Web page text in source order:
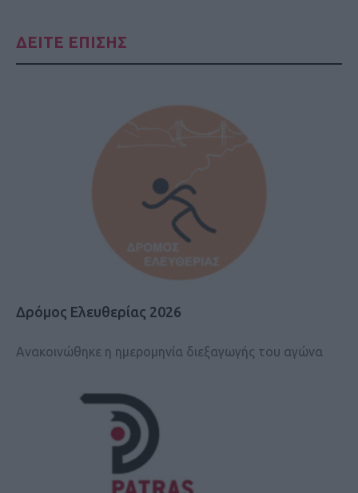
ΔΕΙΤΕ ΕΠΙΣΗΣ
Δρόμος Ελευθερίας 2026
Ανακοινώθηκε η ημερομηνία διεξαγωγής του αγώνα